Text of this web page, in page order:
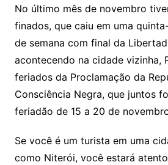
No último mês de novembro
finados, que caiu em uma
de semana com final da
acontecendo na cidade vizinha,
feriados da Proclamação da
Consciência Negra, que juntos
feriadão de 15 a 20 de
Se você é um turista em uma
como Niterói, você estará